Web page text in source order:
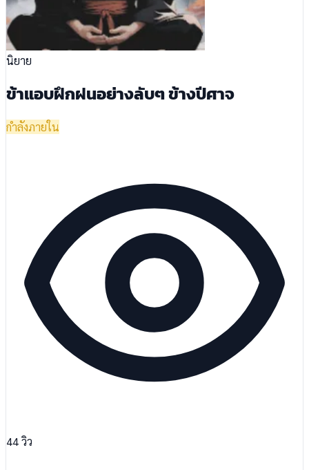
นิยาย
ข้าแอบฝึกฝนอย่างลับๆ ข้างปีศาจ
กำลังภายใน
44วิว